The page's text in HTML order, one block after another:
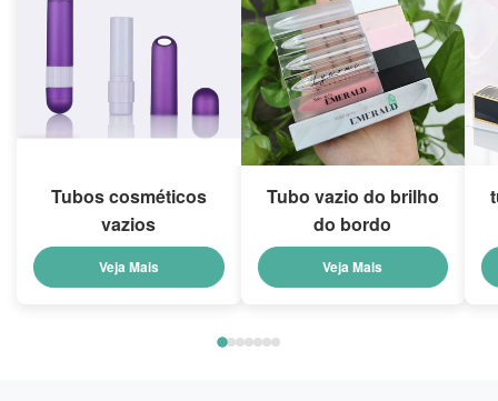
Tubos cosméticos
vazios
Veja Mais
Tubo vazio do brilho
do bordo
Veja Mais